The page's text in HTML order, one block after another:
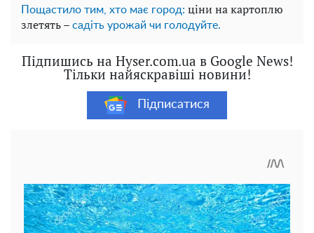
Пощастило тим, хто має город: ціни на картоплю
злетять – садіть урожай чи голодуйте.
Підпишись на Hyser.com.ua в Google News!
Тільки найяскравіші новини!
Підписатися